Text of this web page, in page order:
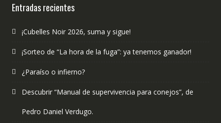
Entradas recientes
¡Cubelles Noir 2026, suma y sigue!
¡Sorteo de “La hora de la fuga”: ya tenemos ganador!
¿Paraíso o infierno?
Descubrir “Manual de supervivencia para conejos”, de
Pedro Daniel Verdugo.